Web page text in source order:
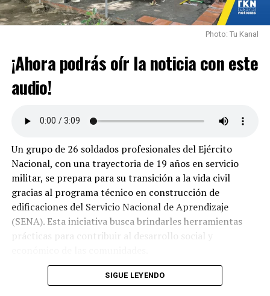
Photo: Tu Kanal
¡Ahora podrás oír la noticia con este
audio!
Un grupo de 26 soldados profesionales del Ejército
Nacional, con una trayectoria de 19 años en servicio
militar, se prepara para su transición a la vida civil
gracias al programa técnico en construcción de
edificaciones del Servicio Nacional de Aprendizaje
(SENA). Esta iniciativa busca brindarles herramientas
prácticas para contribuir al desarrollo social y
Durante su formación, los aprendices adquirieron
SIGUE LEYENDO